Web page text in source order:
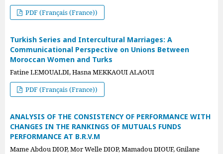
PDF (Français (France))
Turkish Series and Intercultural Marriages: A
Communicational Perspective on Unions Between
Moroccan Women and Turks
Fatine LEMOUALDI, Hasna MEKKAOUI ALAOUI
PDF (Français (France))
ANALYSIS OF THE CONSISTENCY OF PERFORMANCE WITH
CHANGES IN THE RANKINGS OF MUTUALS FUNDS
PERFORMANCE AT B.R.V.M
Mame Abdou DIOP, Mor Welle DIOP, Mamadou DIOUF, Gnilane